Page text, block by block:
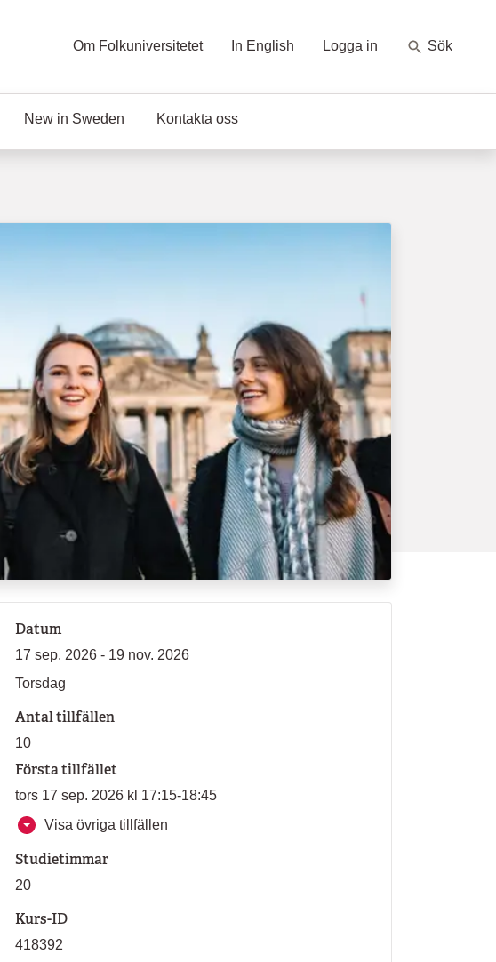
Om Folkuniversitetet In English Logga in Sök
New in Sweden Kontakta oss
Datum
17 sep. 2026 - 19 nov. 2026
Torsdag
Antal tillfällen
10
Första tillfället
tors 17 sep. 2026 kl 17:15-18:45
Visa övriga tillfällen
Studietimmar
20
Kurs-ID
418392